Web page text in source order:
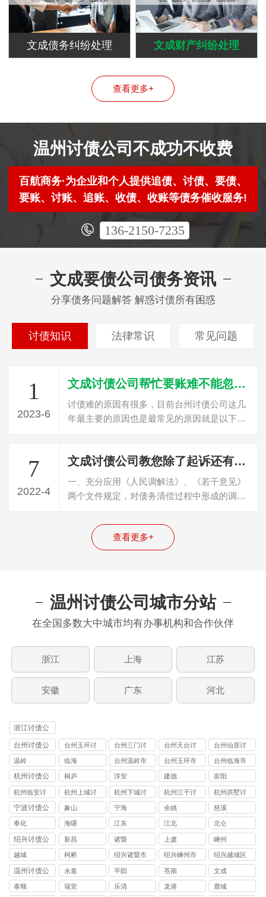
文成债务纠纷处理 文成财产纠纷处理
查看更多+
温州讨债公司不成功不收费
百航商务·为企业和个人提供追债、讨债、要债、
要账、讨账、追账、收债、收账等债务催收服务!
136-2150-7235
文成要债公司债务资讯
分享债务问题解答 解惑讨债所有困惑
讨债知识 法律常识 常见问题
1
2023-6
文成讨债公司帮忙要账难不能忽视的三个原因
讨债难的原因有很多，目前台州讨债公司这几
年最主要的原因也是最常见的原因就是以下三
7
2022-4
文成讨债公司教您除了起诉还有哪些方法可以讨债？
一、充分应用《人民调解法》、《若干意见》
两个文件规定，对债务清偿过程中形成的调解
查看更多+
温州讨债公司城市分站
在全国多数大中城市均有办事机构和合作伙伴
浙江 上海 江苏
安徽 广东 河北
浙江讨债公
司
台州讨债公
司
台州玉环讨
债公司
台州三门讨
债公司
台州天台讨
债公司
台州仙居讨
债公司
温岭 临海
台州温岭市
讨债公司
台州玉环市
讨债公司
台州临海市
讨债公司
杭州讨债公
司
桐庐 淳安 建德 富阳
杭州临安讨
债公司
杭州上城讨
债公司
杭州下城讨
债公司
杭州江干讨
债公司
杭州拱墅讨
债公司
宁波讨债公
司
象山 宁海 余姚 慈溪
奉化 海曙 江东 江北 北仑
绍兴讨债公
司
新昌 诸暨 上虞 嵊州
越城 柯桥
绍兴诸暨市
讨债公司
绍兴嵊州市
讨债公司
绍兴越城区
讨债公司
温州讨债公
司
永嘉 平阳 苍南 文成
泰顺 瑞安 乐清 龙港 鹿城